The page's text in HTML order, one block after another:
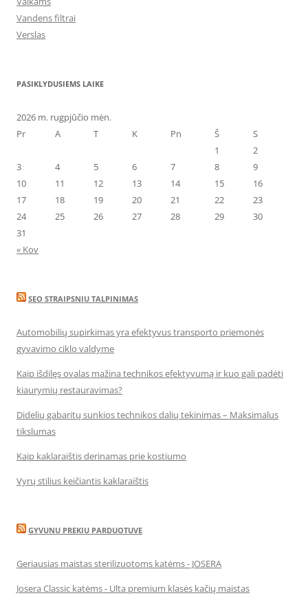
Vandens filtrai
Verslas
PASIKLYDUSIEMS LAIKE
2026 m. rugpjūčio mėn.
Pr
A T K Pn Š
S
1
2
3
4 5 6 7 8
9
10
11 12 13 14 15
16
17
18 19 20 21 22
23
24
25 26 27 28 29
30
31
« Kov
SEO STRAIPSNIU TALPINIMAS
Automobilių supirkimas yra efektyvus transporto priemonės
gyvavimo ciklo valdyme
Kaip išdilęs ovalas mažina technikos efektyvumą ir kuo gali padėti
kiaurymių restauravimas?
Didelių gabaritų sunkios technikos dalių tekinimas – Maksimalus
tikslumas
Kaip kaklaraištis derinamas prie kostiumo
Vyrų stilius keičiantis kaklaraištis
GYVUNU PREKIU PARDUOTUVE
Geriausias maistas sterilizuotoms katėms - JOSERA
Josera Classic katėms - Ulta premium klasės kačių maistas